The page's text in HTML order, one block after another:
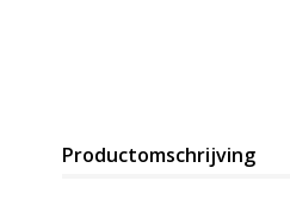
Productomschrijving